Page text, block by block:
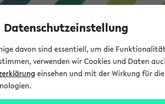
Datenschutzeinstellung
davon sind essentiell, um die
verwenden wir Cookies und Daten
einsehen und mit der Wirkung für